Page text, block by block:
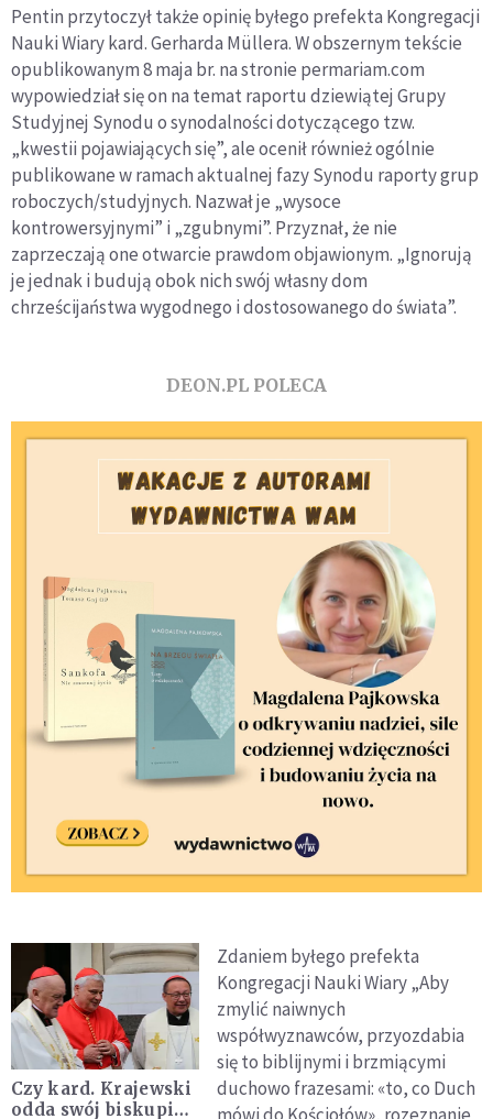
Pentin przytoczył także opinię byłego prefekta Kongregacji
Nauki Wiary kard. Gerharda Müllera. W obszernym tekście
opublikowanym 8 maja br. na stronie permariam.com
wypowiedział się on na temat raportu dziewiątej Grupy
Studyjnej Synodu o synodalności dotyczącego tzw.
„kwestii pojawiających się”, ale ocenił również ogólnie
publikowane w ramach aktualnej fazy Synodu raporty grup
roboczych/studyjnych. Nazwał je „wysoce
kontrowersyjnymi” i „zgubnymi”. Przyznał, że nie
zaprzeczają one otwarcie prawdom objawionym. „Ignorują
je jednak i budują obok nich swój własny dom
chrześcijaństwa wygodnego i dostosowanego do świata”.
DEON.PL POLECA
Czy kard. Krajewski
odda swój biskupi
Zdaniem byłego prefekta
Kongregacji Nauki Wiary „Aby
zmylić naiwnych
współwyznawców, przyozdabia
się to biblijnymi i brzmiącymi
duchowo frazesami: «to, co Duch